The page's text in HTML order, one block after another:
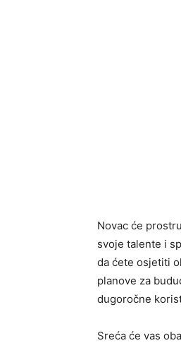
Novac će
svoje talente i
da ćete osjetiti
planove za
dugoročne
Sreća će vas